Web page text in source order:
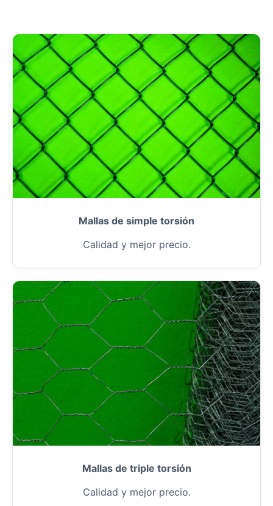
Mallas de simple torsión
Calidad y mejor precio.
Mallas de triple torsión
Calidad y mejor precio.